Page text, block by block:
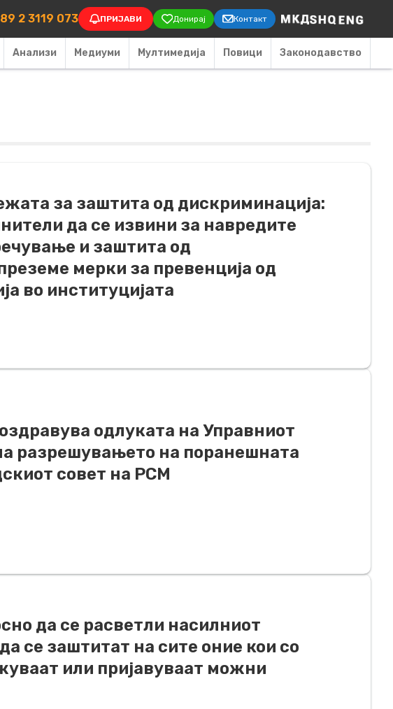
2 3119 073 ПРИЈАВИ Донирај Контакт
Анализи Медиуми Мултимедија Повици Законодавство
за заштита од дискриминација:
да се извини за навредите
и заштита од
мерки за превенција од
во институцијата
одлуката на Управниот
разрешувањето на поранешната
совет на РСМ
да се расветли насилниот
се заштитат на сите оние кои со
или пријавуваат можни